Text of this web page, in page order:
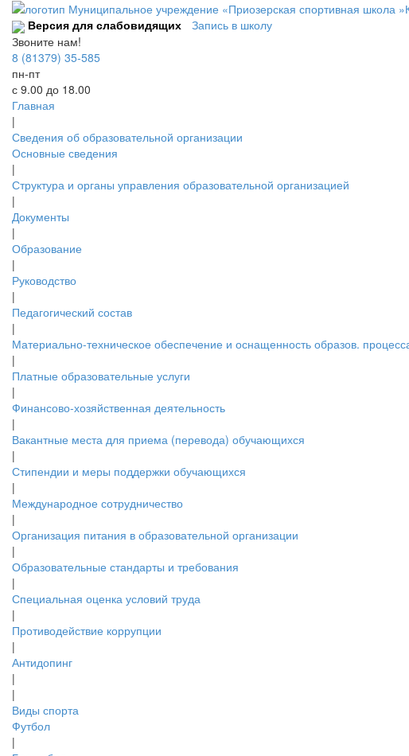
Версия для слабовидящих
Запись в школу
Звоните нам!
8 (81379) 35-585
пн-пт
с 9.00 до 18.00
Главная
|
Сведения об образовательной организации
Основные сведения
|
Структура и органы управления образовательной организацией
|
Документы
|
Образование
|
Руководство
|
Педагогический состав
|
Материально-техническое обеспечение и оснащенность образов.
|
Платные образовательные услуги
|
Финансово-хозяйственная деятельность
|
Вакантные места для приема (перевода) обучающихся
|
Стипендии и меры поддержки обучающихся
|
Международное сотрудничество
|
Организация питания в образовательной организации
|
Образовательные стандарты и требования
|
Специальная оценка условий труда
|
Противодействие коррупции
|
Антидопинг
|
|
Виды спорта
Футбол
|